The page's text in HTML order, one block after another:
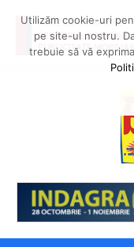
Utilizăm cookie-uri
pe site-ul nostru.
trebuie să vă